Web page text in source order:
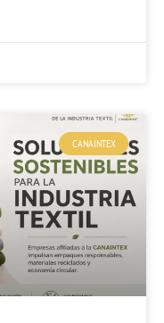
CANAINTEX